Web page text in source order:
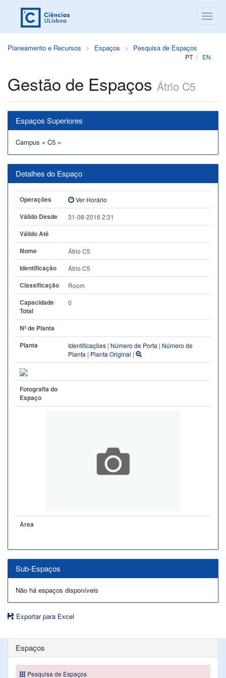
Planeamento e Recursos Espaços Pesquisa de Espaços
PT EN
Gestão de Espaços Átrio C5
Espaços Superiores
Campus » C5 »
Detalhes do Espaço
Operações Ver Horário
Válido Desde 31-08-2016 2:31
Válido Até
Nome
Átrio C5
Identificação Átrio C5
Classificação Room
Capacidade
Total
0
Nº de Planta
Planta
Identificações | Número de Porta | Número de
Planta | Planta Original |
Fotografia do
Espaço
Àrea
Sub-Espaços
Não há espaços disponíveis
Exportar para Excel
Espaços
Pesquisa de Espaços